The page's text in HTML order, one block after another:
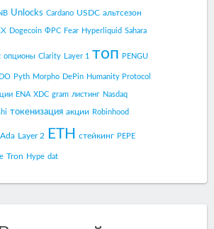
Unlocks Cardano USDC альтсезон
Dogecoin ФРС Fear Hyperliquid Sahara
опционы Clarity Layer 1 топ PENGU
Pyth Morpho DePin Humanity Protocol
ENA XDC gram листинг Nasdaq
токенизация акции Robinhood
Ada Layer 2 ETH стейкинг PEPE
Tron Hype dat